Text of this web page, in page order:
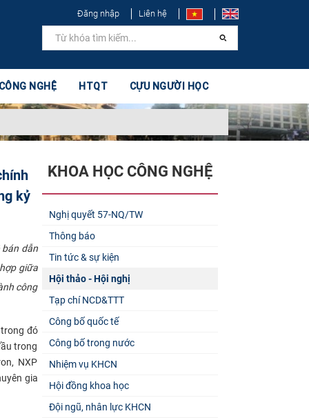
Đăng nhập Liên hệ
NGHỆ HTQT CỰU NGƯỜI HỌC
kỷ
bán dẫn
giữa
công
đó
trong
NXP
gia
KHOA HỌC CÔNG NGHỆ
Nghị quyết 57-NQ/TW
Thông báo
Tin tức & sự kiện
Hội thảo - Hội nghị
Tạp chí NCD&TTT
Công bố quốc tế
Công bố trong nước
Nhiệm vụ KHCN
Hội đồng khoa học
Đội ngũ, nhân lực KHCN